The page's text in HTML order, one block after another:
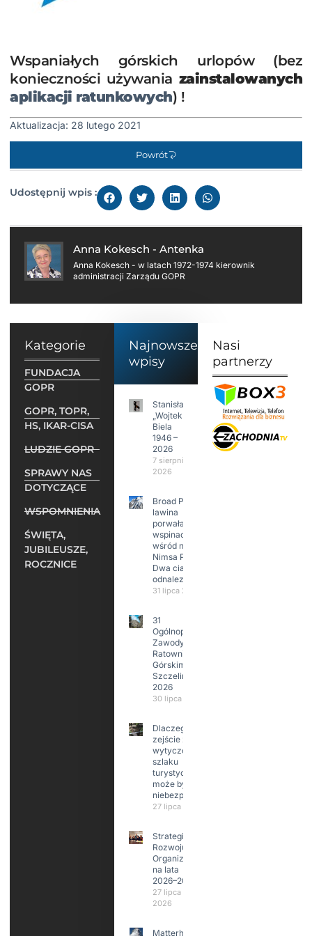
Wspaniałych górskich urlopów (bez
konieczności używania zainstalowanych
aplikacji ratunkowych) !
Aktualizacja: 28 lutego 2021
Powrót
Udostępnij wpis :
Anna Kokesch - Antenka
Anna Kokesch - w latach 1972-1974 kierownik
administracji Zarządu GOPR
Kategorie
FUNDACJA
GOPR
GOPR, TOPR,
HS, IKAR-CISA
LUDZIE GOPR
SPRAWY NAS
DOTYCZĄCE
WSPOMNIENIA
ŚWIĘTA,
JUBILEUSZE,
ROCZNICE
Najnowsze
wpisy
Stanisław
„Wojtek”
Biela
1946 –
2026
7 sierpnia
2026
Broad Peak:
lawina
porwała 10
wspinaczy,
wśród nich
Nimsa Purję.
Dwa ciała
odnalezione.
31 lipca 2026
31
Ogólnopolskie
Zawody w
Ratownictwie
Górskim –
Szczeliniec
2026
30 lipca 2026
Dlaczego
zejście z
wytyczonego
szlaku
turystycznego
może być
niebezpieczne?
27 lipca 2026
Strategia
Rozwoju
Organizacji
na lata
2026–2029
27 lipca
2026
Matterhorn i
Nasi
partnerzy